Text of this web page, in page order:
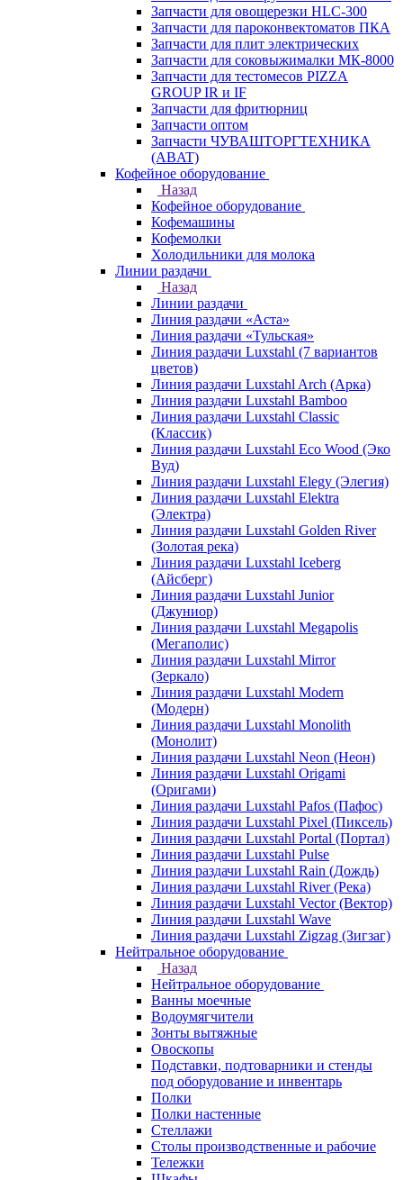
Запчасти для овощерезки HLC-300
Запчасти для пароконвектоматов ПКА
Запчасти для плит электрических
Запчасти для соковыжималки МК-8000
Запчасти для тестомесов PIZZA
GROUP IR и IF
Запчасти для фритюрниц
Запчасти оптом
Запчасти ЧУВАШТОРГТЕХНИКА
(ABAT)
Кофейное оборудование
Назад
Кофейное оборудование
Кофемашины
Кофемолки
Холодильники для молока
Линии раздачи
Назад
Линии раздачи
Линия раздачи «Аста»
Линия раздачи «Тульская»
Линия раздачи Luxstahl (7 вариантов
цветов)
Линия раздачи Luxstahl Arch (Арка)
Линия раздачи Luxstahl Bamboo
Линия раздачи Luxstahl Classic
(Классик)
Линия раздачи Luxstahl Eco Wood (Эко
Вуд)
Линия раздачи Luxstahl Elegy (Элегия)
Линия раздачи Luxstahl Elektra
(Электра)
Линия раздачи Luxstahl Golden River
(Золотая река)
Линия раздачи Luxstahl Iceberg
(Айсберг)
Линия раздачи Luxstahl Junior
(Джуниор)
Линия раздачи Luxstahl Megapolis
(Мегаполис)
Линия раздачи Luxstahl Mirror
(Зеркало)
Линия раздачи Luxstahl Modern
(Модерн)
Линия раздачи Luxstahl Monolith
(Монолит)
Линия раздачи Luxstahl Neon (Неон)
Линия раздачи Luxstahl Origami
(Оригами)
Линия раздачи Luxstahl Pafos (Пафос)
Линия раздачи Luxstahl Pixel (Пиксель)
Линия раздачи Luxstahl Portal (Портал)
Линия раздачи Luxstahl Pulse
Линия раздачи Luxstahl Rain (Дождь)
Линия раздачи Luxstahl River (Река)
Линия раздачи Luxstahl Vector (Вектор)
Линия раздачи Luxstahl Wave
Линия раздачи Luxstahl Zigzag (Зигзаг)
Нейтральное оборудование
Назад
Нейтральное оборудование
Ванны моечные
Водоумягчители
Зонты вытяжные
Овоскопы
Подставки, подтоварники и стенды
под оборудование и инвентарь
Полки
Полки настенные
Стеллажи
Столы производственные и рабочие
Тележки